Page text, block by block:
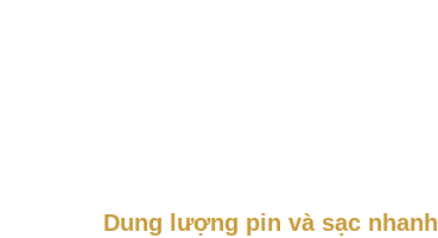
Dung lượng pin và sạc nhanh